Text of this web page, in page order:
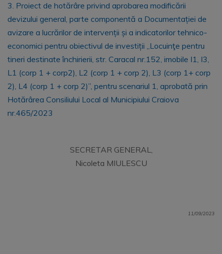
3. Proiect de hotărâre privind aprobarea modificării
devizului general, parte componentă a Documentației de
avizare a lucrărilor de intervenții și a indicatorilor tehnico-
economici pentru obiectivul de investiții „Locuinţe pentru
tineri destinate închirierii, str. Caracal nr.152, imobile I1, I3,
L1 (corp 1 + corp2), L2 (corp 1 + corp 2), L3 (corp 1+ corp
2), L4 (corp 1 + corp 2)”, pentru scenariul 1, aprobată prin
Hotărârea Consiliului Local al Municipiului Craiova
nr.465/2023
SECRETAR GENERAL,
Nicoleta MIULESCU
11/09/2023